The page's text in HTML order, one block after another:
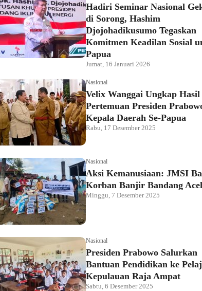
Hadiri Seminar Nasional
di Sorong, Hashim
Djojohadikusumo Tegaskan
Komitmen Keadilan Sosial
Papua
Jumat, 16 Januari 2026
Nasional
Velix Wanggai Ungkap Hasil
Pertemuan Presiden
Kepala Daerah Se-Papua
Rabu, 17 Desember 2025
Nasional
Aksi Kemanusiaan: JMSI
Korban Banjir Bandang
Minggu, 7 Desember 2025
Nasional
Presiden Prabowo Salurkan
Bantuan Pendidikan ke
Kepulauan Raja Ampat
Sabtu, 6 Desember 2025